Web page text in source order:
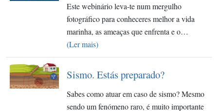
Este webinário leva-te num mergulho
fotográfico para conheceres melhor a vida
marinha, as ameaças que enfrenta e o…
(Ler mais)
Sismo. Estás preparado?
Sabes como atuar em caso de sismo? Mesmo
sendo um fenómeno raro, é muito importante